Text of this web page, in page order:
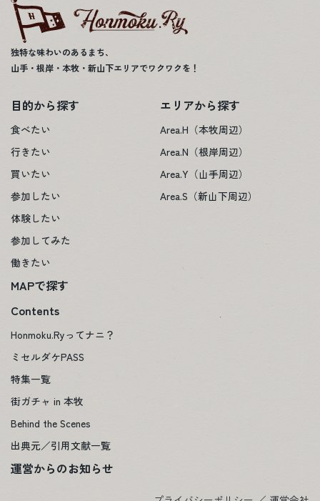
独特な味わいのあるまち、
山手・根岸・本牧・新山下エリアでワクワクを！
目的から探す
食べたい
行きたい
買いたい
参加したい
体験したい
参加してみた
働きたい
エリアから探す
Area.H（本牧周辺）
Area.N（根岸周辺）
Area.Y（山手周辺）
Area.S（新山下周辺）
MAPで探す
Contents
Honmoku.Ryってナニ？
ミセルダケPASS
特集一覧
街ガチャ in 本牧
Behind the Scenes
出典元／引用文献一覧
運営からのお知らせ